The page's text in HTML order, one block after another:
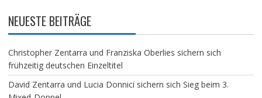
NEUESTE BEITRÄGE
Christopher Zentarra und Franziska Oberlies sichern sich
frühzeitig deutschen Einzeltitel
David Zentarra und Lucia Donnici sichern sich Sieg beim 3.